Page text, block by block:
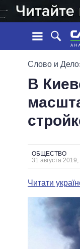
ЛЕНТА
СОБЫТИЯ
СТАТЬИ
МНЕНИЯ
ОБЗОРЫ
ВСЕ
МЭРЫ
ВСЕ
Слово и Дело
В
ОБЩЕСТВО
31 августа
Читати